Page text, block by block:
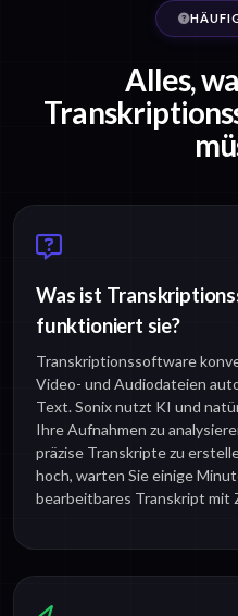
Alles,
Was ist
funktioniert sie?
Transkriptionssoftware
Video- und Audiodateien
Text. Sonix nutzt KI und
Ihre Aufnahmen zu
präzise Transkripte zu
hoch, warten Sie einige
bearbeitbares Transkript